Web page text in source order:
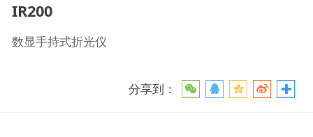
IR200
数显手持式折光仪
分享到：